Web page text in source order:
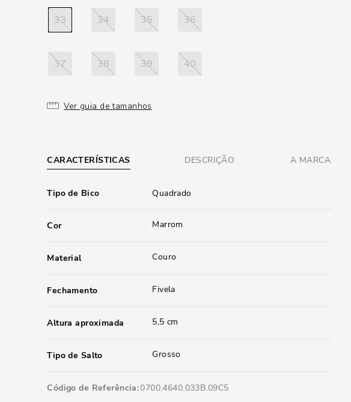
33 34 35 36
37 38 39 40
Ver guia de tamanhos
CARACTERÍSTICAS DESCRIÇÃO A MARCA
Tipo de Bico Quadrado
Cor Marrom
Material Couro
Fechamento Fivela
Altura aproximada 5,5 cm
Tipo de Salto Grosso
Código de Referência 0700.4640.033B.09C5